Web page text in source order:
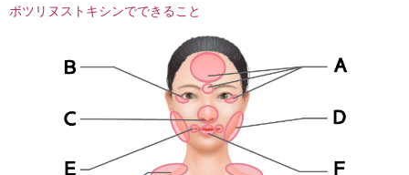
ボツリヌストキシンでできること